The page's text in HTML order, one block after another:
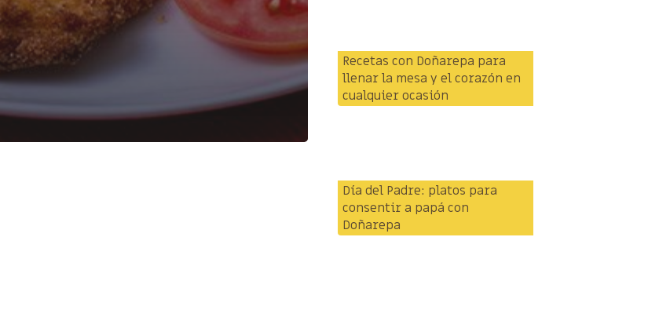
Recetas con Doñarepa para
llenar la mesa y el corazón en
cualquier ocasión
Día del Padre: platos para
consentir a papá con
Doñarepa